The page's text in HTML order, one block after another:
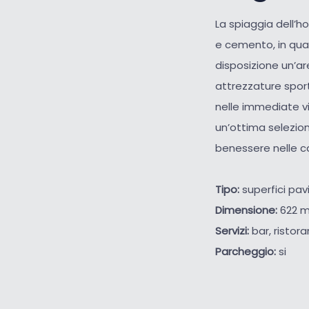
La spiaggia
e cemento, in
disposizione
attrezzature
nelle immediate
un’ottima
benessere nelle
Tipo:superfici
Dimensione:622
Servizi:bar,
Parcheggio:si